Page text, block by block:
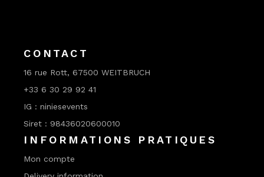
CONTACT
16 rue Rott, 67500 WEITBRUCH
+33 6 30 29 92 41
IG : niniesevents
Siret : 98436020600010
INFORMATIONS PRATIQUES
Mon compte